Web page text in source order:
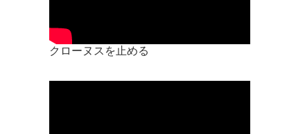
クローヌスを止める